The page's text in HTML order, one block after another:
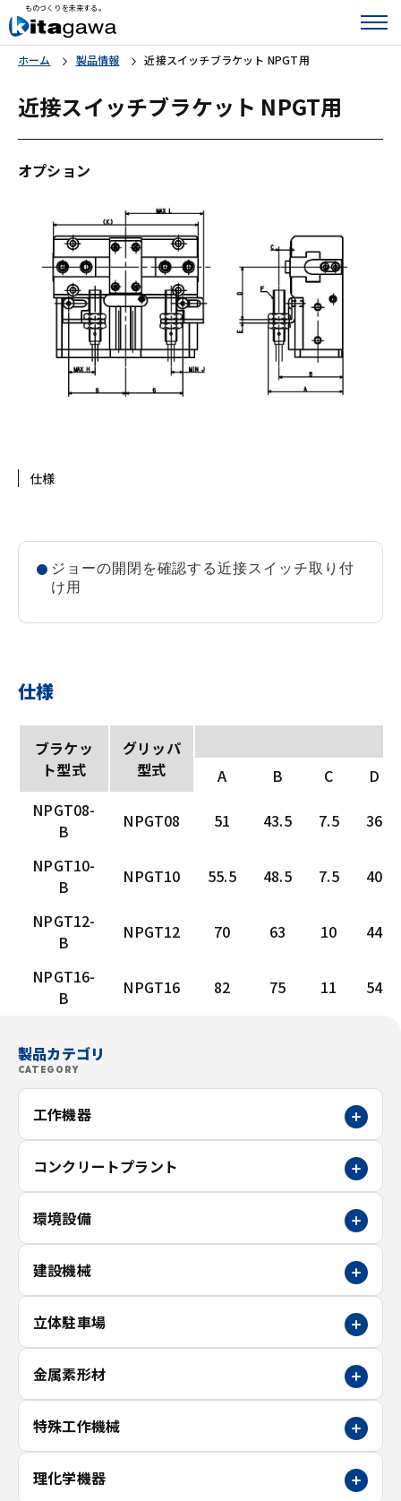
ものづくりを未来する。
ホーム 製品情報 近接スイッチブラケット NPGT用
製品カテゴリ
CATEGORY
工作機器
コンクリートプラント
環境設備
建設機械
立体駐車場
金属素形材
特殊工作機械
理化学機器
近接スイッチブラケット NPGT用
オプション
仕様
ジョーの開閉を確認する近接スイッチ取り付
け用
仕様
ブラケッ
ト型式
グリッパ
型式
A B C
D
NPGT08-
B
NPGT08 51 43.5 7.5 36
NPGT10-
B
NPGT10 55.5 48.5 7.5 40
NPGT12-
B
NPGT12 70 63 10 44
NPGT16-
B
NPGT16 82 75 11 54